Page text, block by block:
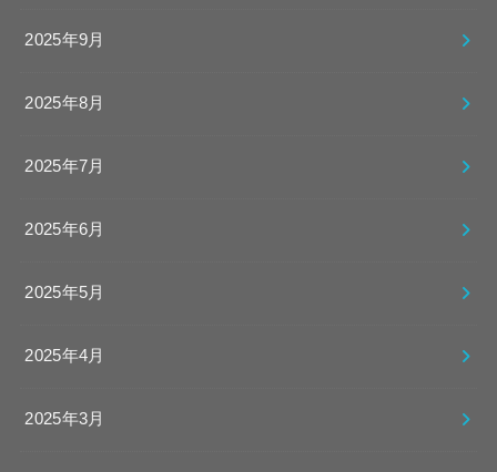
2025年9月
2025年8月
2025年7月
2025年6月
2025年5月
2025年4月
2025年3月